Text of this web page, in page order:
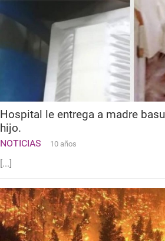
Hospital le entrega a madre
hijo.
NOTICIAS 10 años
[...]